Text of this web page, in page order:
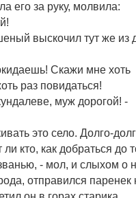
его за руку, молвила:
выскочил тут же из
Скажи мне хоть
раз повидаться!
муж дорогой! -
это село. Долго-
кто, как добраться до
- мол, и слыхом о
отправился паренек